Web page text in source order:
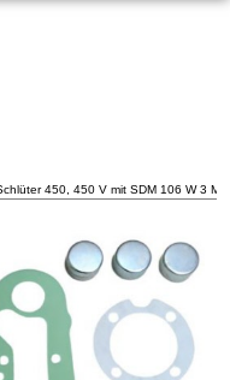
450, 450 V mit SDM 106 W 3